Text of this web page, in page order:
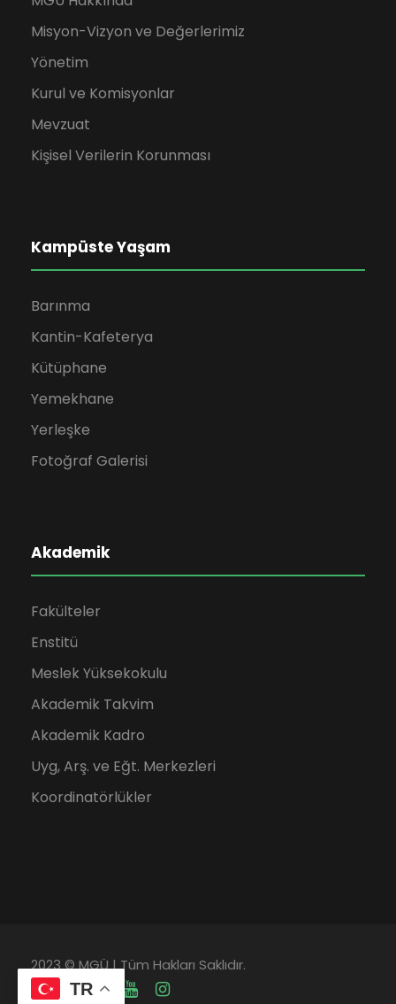
Misyon-Vizyon ve Değerlerimiz
Yönetim
Kurul ve Komisyonlar
Mevzuat
Kişisel Verilerin Korunması
Kampüste Yaşam
Barınma
Kantin-Kafeterya
Kütüphane
Yemekhane
Yerleşke
Fotoğraf Galerisi
Akademik
Fakülteler
Enstitü
Meslek Yüksekokulu
Akademik Takvim
Akademik Kadro
Uyg, Arş. ve Eğt. Merkezleri
Koordinatörlükler
2023 © MGÜ | Tüm Hakları Saklıdır.
TR